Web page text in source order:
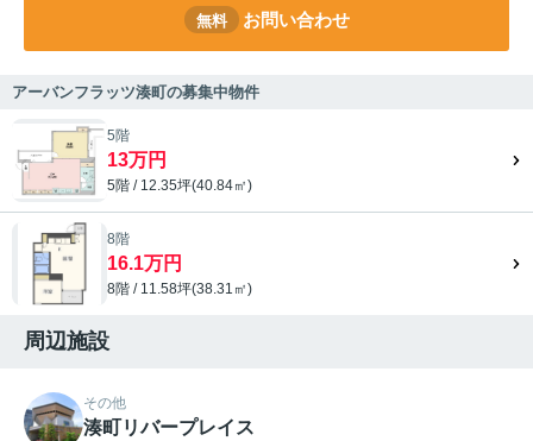
無料 お問い合わせ
アーバンフラッツ湊町の募集中物件
5階
13万円
5階 / 12.35坪(40.84㎡)
8階
16.1万円
8階 / 11.58坪(38.31㎡)
周辺施設
その他
湊町リバープレイス